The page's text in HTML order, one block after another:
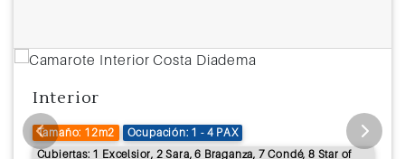
Interior
Tamaño: 12m2
Ocupación: 1 - 4 PAX
Cubiertas: 1 Excelsior, 2 Sara, 6 Braganza, 7 Condé, 8 Star of